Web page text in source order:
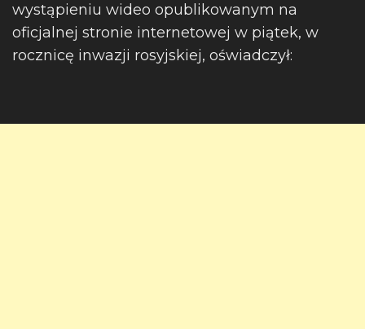
wystąpieniu wideo opublikowanym na
oficjalnej stronie internetowej w piątek, w
rocznicę inwazji rosyjskiej, oświadczył: